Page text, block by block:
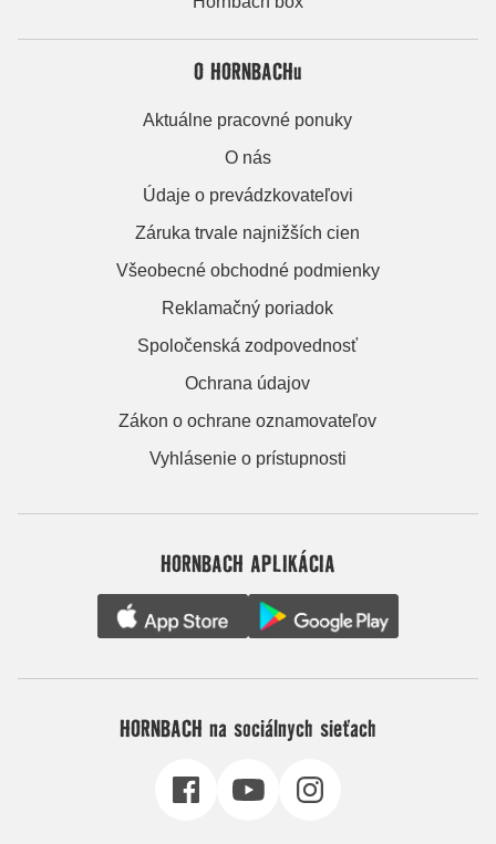
O HORNBACHu
Aktuálne pracovné ponuky
O nás
Údaje o prevádzkovateľovi
Záruka trvale najnižších cien
Všeobecné obchodné podmienky
Reklamačný poriadok
Spoločenská zodpovednosť
Ochrana údajov
Zákon o ochrane oznamovateľov
Vyhlásenie o prístupnosti
HORNBACH APLIKÁCIA
HORNBACH na sociálnych sieťach